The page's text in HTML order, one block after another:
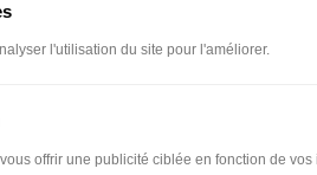
l'utilisation du site pour l'améliorer.
offrir une publicité ciblée en fonction de vos